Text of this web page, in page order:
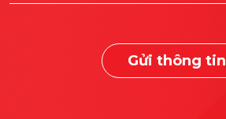
Gửi thông tin